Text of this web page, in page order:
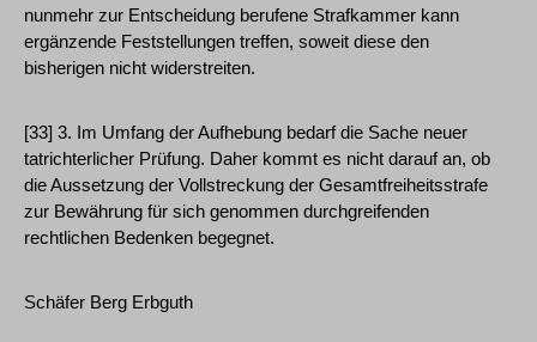
nunmehr zur Entscheidung berufene Strafkammer kann
ergänzende Feststellungen treffen, soweit diese den
bisherigen nicht widerstreiten.
[33] 3. Im Umfang der Aufhebung bedarf die Sache neuer
tatrichterlicher Prüfung. Daher kommt es nicht darauf an, ob
die Aussetzung der Vollstreckung der Gesamtfreiheitsstrafe
zur Bewährung für sich genommen durchgreifenden
rechtlichen Bedenken begegnet.
Schäfer Berg Erbguth